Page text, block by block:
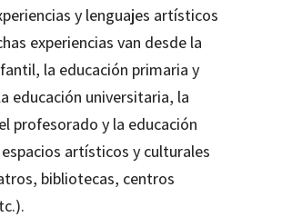
y lenguajes artísticos
experiencias van desde la
la educación primaria y
educación universitaria, la
profesorado y la educación
artísticos y culturales
bibliotecas, centros